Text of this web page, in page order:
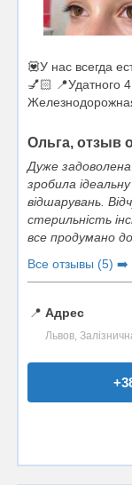
💟У нас всегда
💅🏻 📍Удатного
Ольга, отзыв
Дуже
зробила
відшарувань.
стерильність
все продумано
Все отзывы (5) ➡️
📍 Адрес
Львов,